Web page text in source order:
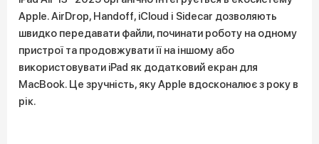
Apple. AirDrop, Handoff, iCloud і Sidecar дозволяють
швидко передавати файли, починати роботу на одному
пристрої та продовжувати її на іншому або
використовувати iPad як додатковий екран для
MacBook. Це зручність, яку Apple вдосконалює з року в
рік.